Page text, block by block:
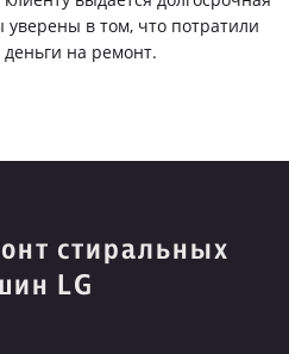
уверены в том, что потратили
на ремонт.
стиральных
LG